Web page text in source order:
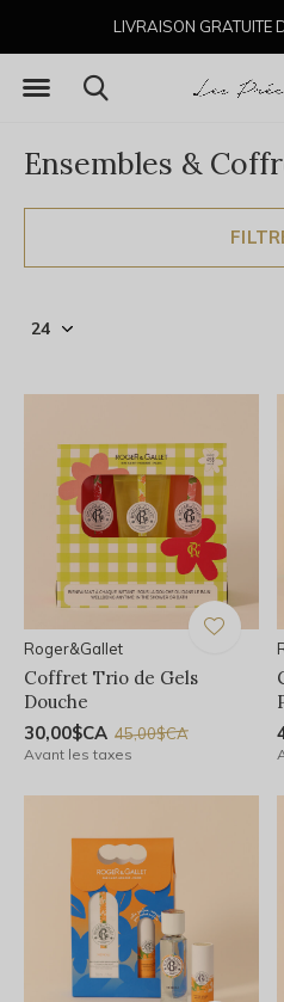
LIVRAISON GRATUITE
Ensembles &
Roger&Gallet
Coffret Trio de Gels
Douche
30,00$CA 45,00$CA
Avant les taxes